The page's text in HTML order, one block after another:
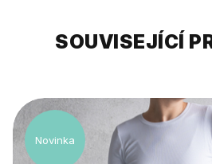
SOUVISEJÍCÍ
Novinka